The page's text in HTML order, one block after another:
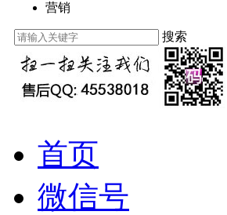
营销
搜索
首页
微信号